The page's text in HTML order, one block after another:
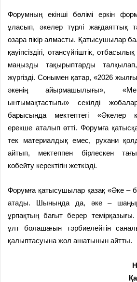
Форумның екінші бөлімі еркін
ұласып, әкелер түрлі жағдаяттық
өзара пікір алмасты. Қатысушылар
қауіпсіздігі, отансүйгіштік,
маңызды тақырыптарды
жүргізді. Сонымен қатар, «2026
әкенің айырмашылығы»,
ынтымақтастығы» секілді
барысында мектептегі «Әкелер
ерекше аталып өтті. Форумға
тек материалдық емес, рухани
айтып, мектеппен бірлескен
көбейту керектігін жеткізді.
Форумға қатысушылар қазақ «Әке –
атады. Шынында да, әке –
ұрпақтың бағыт берер
ұлт болашағын тәрбиелейтін
қалыптасуына жол ашатынын айтты.